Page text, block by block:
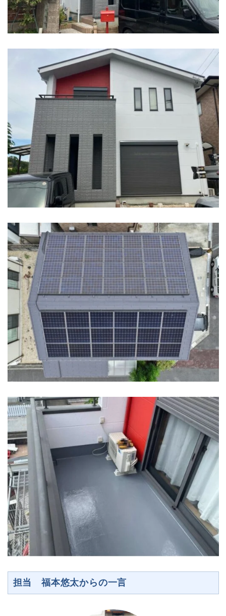
担当 福本悠太からの一言